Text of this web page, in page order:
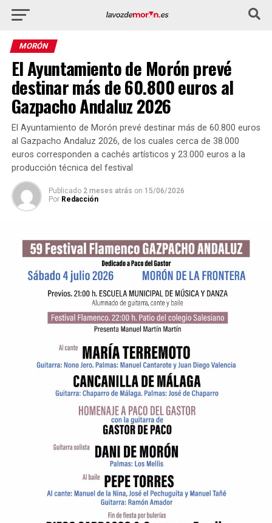
MORÓN
El Ayuntamiento de Morón prevé
destinar más de 60.800 euros al
Gazpacho Andaluz 2026
El Ayuntamiento de Morón prevé destinar más de 60.800 euros
al Gazpacho Andaluz 2026, de los cuales cerca de 38.000
euros corresponden a cachés artísticos y 23.000 euros a la
producción técnica del festival
Publicado 2 meses atrás on 15/06/2026
Por Redacción